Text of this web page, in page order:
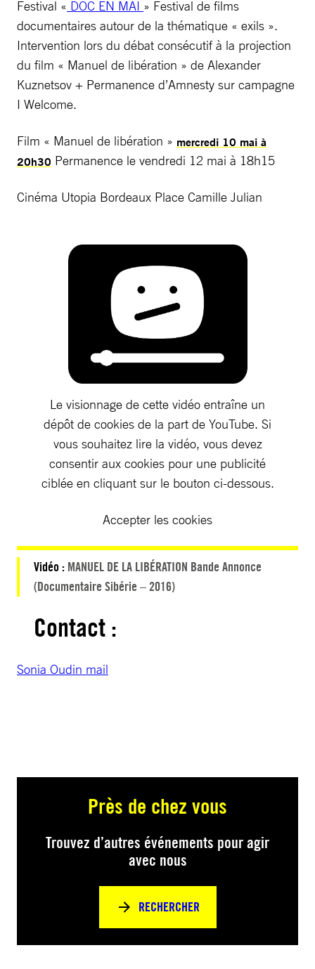
Festival « DOC EN MAI » Festival de films
documentaires autour de la thématique « exils ».
Intervention lors du débat consécutif à la projection
du film « Manuel de libération » de Alexander
Kuznetsov + Permanence d’Amnesty sur campagne
I Welcome.
Film « Manuel de libération » mercredi 10 mai à
20h30 Permanence le vendredi 12 mai à 18h15
Cinéma Utopia Bordeaux Place Camille Julian
Le visionnage de cette vidéo entraîne un
dépôt de cookies de la part de YouTube. Si
vous souhaitez lire la vidéo, vous devez
consentir aux cookies pour une publicité
ciblée en cliquant sur le bouton ci-dessous.
Accepter les cookies
Vidéo : MANUEL DE LA LIBÉRATION Bande Annonce
(Documentaire Sibérie – 2016)
Contact :
Sonia Oudin mail
Près de chez vous
Trouvez d’autres événements pour agir
avec nous
RECHERCHER